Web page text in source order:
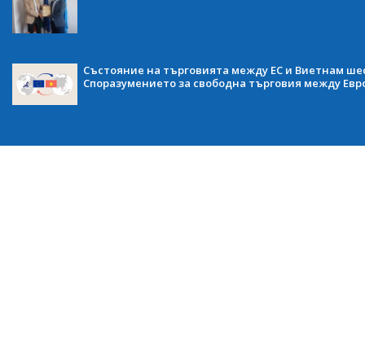
Състояние на търговията между ЕС и Виетнам
Споразумението за свободна търговия между